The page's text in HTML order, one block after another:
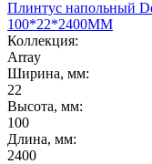
Плинтус напольный
100*22*2400ММ
Коллекция:
Array
Ширина, мм:
22
Высота, мм:
100
Длина, мм:
2400